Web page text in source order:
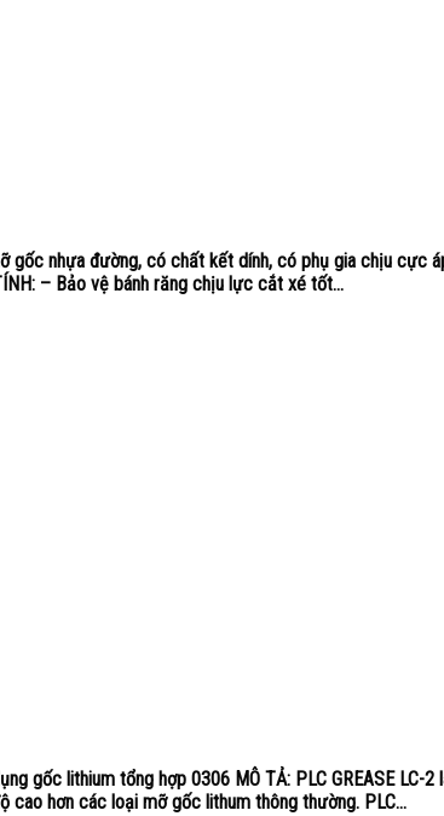
gốc nhựa đường, có chất kết dính, có phụ gia chịu cực
– Bảo vệ bánh răng chịu lực cắt xé tốt...
gốc lithium tổng hợp 0306 MÔ TẢ: PLC GREASE
cao hơn các loại mỡ gốc lithum thông thường. PLC...